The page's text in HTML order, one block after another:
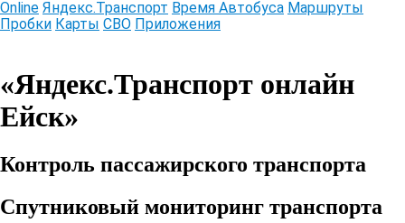
Online Яндекс.Транспорт Время Автобуса Маршруты
Пробки Карты СВО Приложения
«Яндекс.Транспорт онлайн
Ейск»
Контроль пассажирского транспорта
Спутниковый мониторинг транспорта